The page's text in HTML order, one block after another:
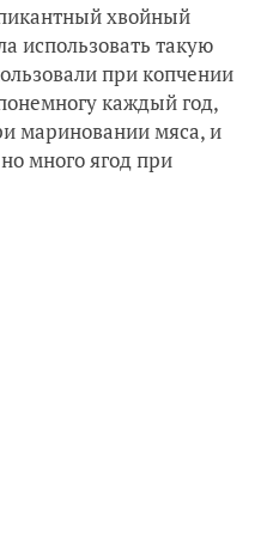
хвойный
использовать такую
при копчении
каждый год,
мариновании мяса, и
много ягод при